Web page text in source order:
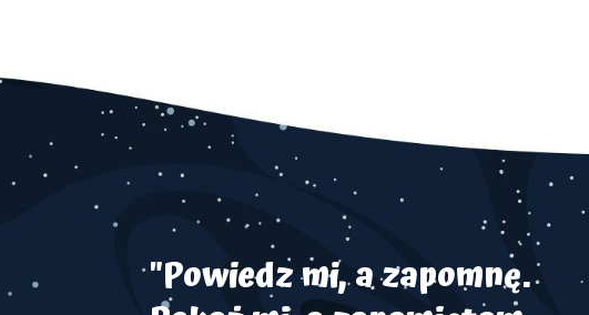
"Powiedz mi, a zapomnę.